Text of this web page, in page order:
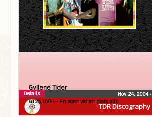
TDR Discography
Gyllene Tider
GT25 LIVE! – En scen vid en plats (CD)
Nov 24, 2004•
Details